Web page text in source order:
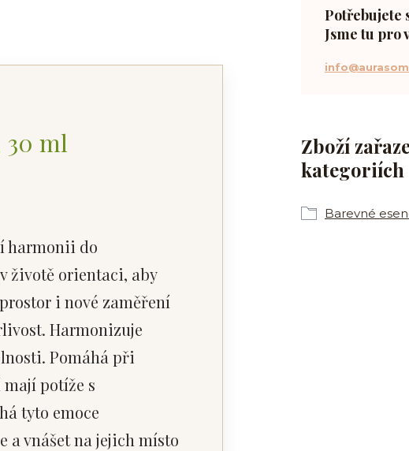
30 ml
harmonii do
životě orientaci, aby
i nové zaměření
Harmonizuje
Pomáhá při
potíže s
tyto emoce
a vnášet na jejich místo
Zboží
kategoriích
Barevné
Potřebujete
Jsme tu pro